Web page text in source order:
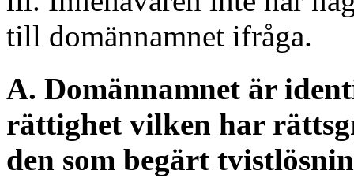
till domännamnet ifråga.
A. Domännamnet är
rättighet vilken har
den som begärt